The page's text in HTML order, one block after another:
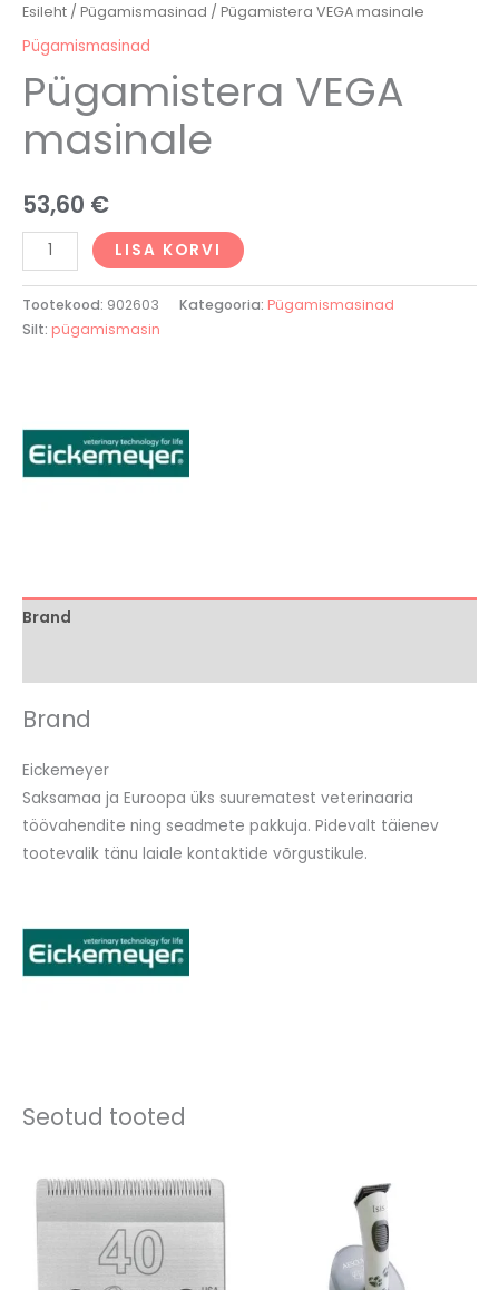
Esileht / Pügamismasinad / Pügamistera VEGA masinale
Pügamismasinad
Pügamistera VEGA
masinale
53,60 €
LISA KORVI
Tootekood: 902603 Kategooria: Pügamismasinad
Silt: pügamismasin
Brand
Brand
Eickemeyer
Saksamaa ja Euroopa üks suurematest veterinaaria
töövahendite ning seadmete pakkuja. Pidevalt täienev
tootevalik tänu laiale kontaktide võrgustikule.
Seotud tooted